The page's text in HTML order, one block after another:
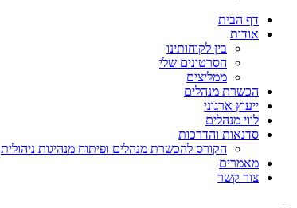
דף הבית
אודות
בין לקוחותינו
הסרטונים שלי
ממליצים
הכשרת מנהלים
ייעוץ ארגוני
לווי מנהלים
סדנאות והדרכות
הקורס להכשרת מנהלים ופיתוח מנהיגות ניהולית
מאמרים
צור קשר